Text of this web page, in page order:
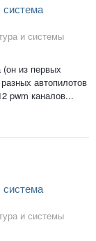
система
и системы
из первых
автопилотов
pwm каналов...
система
и системы